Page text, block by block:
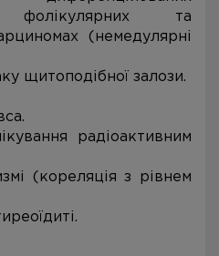
фолікулярних та
(немедулярні
щитоподібної залози.
радіоактивним
(кореляція з рівнем